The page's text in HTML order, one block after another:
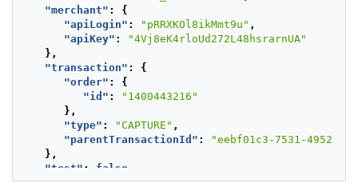
"INSTALLMENTS_NUMBER" : 1
},
"type" : "AUTHORIZATION",
"paymentMethod" : "VISA",
"paymentCountry"
"deviceSessionId"
"ipAddress"
"cookie"
"pt1t38347bs6jc9ruv2ecpv7o2"
"userAgent"
"test":
true
"merchant" :
{
"apiLogin" : "pRRXKOl8ikMmt9u" ,
"apiKey" :
"4Vj8eK4rloUd272L48hsrarnUA"
},
"transaction" :
{
"order" :
{
"id" :
"1400443216"
},
"type" : "CAPTURE" ,
"parentTransactionId" :
"eebf01c3-7531-4952-
},
"test" :
false
}